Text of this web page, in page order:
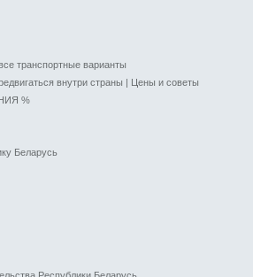
транспортные варианты
внутри страны | Цены и советы
%
Беларусь